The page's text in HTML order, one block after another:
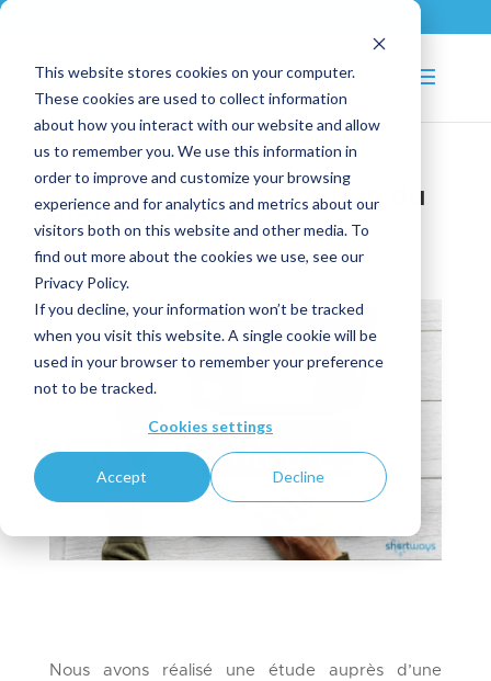
This website stores cookies on your computer.
These cookies are used to collect information
about how you interact with our website and allow
us to remember you. We use this information in
order to improve and customize your browsing
experience and for analytics and metrics about our
visitors both on this website and other media. To
find out more about the cookies we use, see our
Privacy Policy.
If you decline, your information won’t be tracked
when you visit this website. A single cookie will be
used in your browser to remember your preference
not to be tracked.
Cookies settings
Accept Decline
Baromètre de l’adoption du
SIRH en 2019
May 29, 2019|IT ,RH,Transformation digitale
Nous avons réalisé une étude auprès d’une